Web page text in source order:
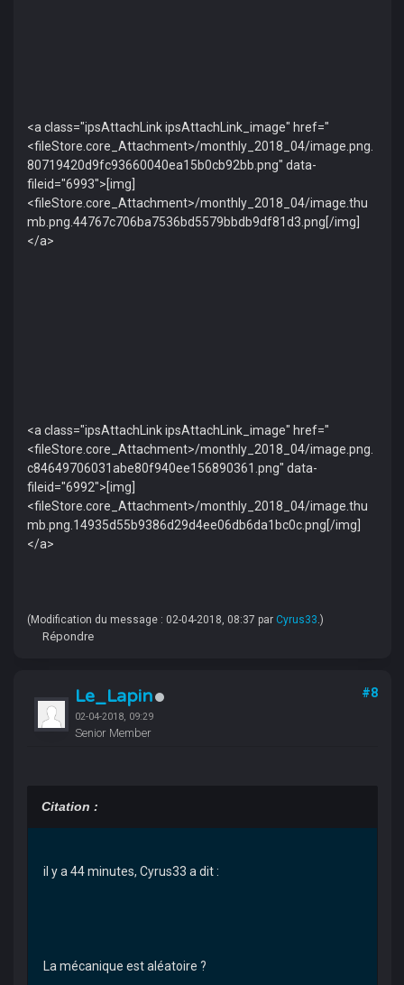
<a class="ipsAttachLink ipsAttachLink_image" href="
<fileStore.core_Attachment>/monthly_2018_04/image.png.
80719420d9fc93660040ea15b0cb92bb.png" data-
fileid="6993">[img]
<fileStore.core_Attachment>/monthly_2018_04/image.thu
mb.png.44767c706ba7536bd5579bbdb9df81d3.png[/img]
</a>
<a class="ipsAttachLink ipsAttachLink_image" href="
<fileStore.core_Attachment>/monthly_2018_04/image.png.
c84649706031abe80f940ee156890361.png" data-
fileid="6992">[img]
<fileStore.core_Attachment>/monthly_2018_04/image.thu
mb.png.14935d55b9386d29d4ee06db6da1bc0c.png[/img]
</a>
(Modification du message : 02-04-2018, 08:37 par Cyrus33 .)
Répondre
Le_Lapin
02-04-2018, 09:29
Senior Member
#8
Citation :
il y a 44 minutes, Cyrus33 a dit :
La mécanique est aléatoire ?